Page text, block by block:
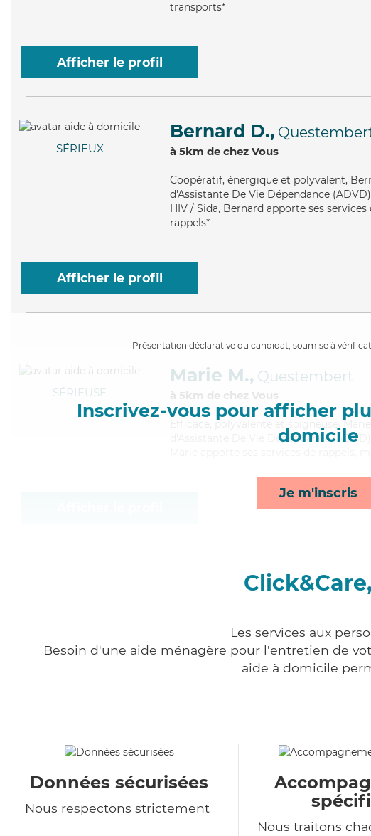
transports*
Afficher le profil
SÉRIEUX
Bernard D.,
à 5km de chez Vous
Coopératif, énergique et polyvalent,
d'Assistante De Vie Dépendance
HIV / Sida, Bernard apporte ses
rappels*
Afficher le profil
Présentation déclarative du candidat, soumise à
Inscrivez-vous pour afficher
domicile
Je m'inscris
SÉRIEUSE
Marie M., Questembert
à 5km de chez Vous
, polyvalente et soigneuse,
d'Assistante De Vie Dépendance
Les services aux
Besoin d'une aide ménagère pour l'entretien de
aide à domicile
Données sécurisées
Nous respectons strictement
Nous traitons